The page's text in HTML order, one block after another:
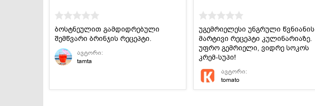
ბოსტნეულით გამდიდრებული
შემწვარი ბრინჯის რეცეპტი.
ავტორი:
tamta
უგემრიელესი უნგრული წვნიანის
მარტივი რეცეპტი კულინარიაზე.
უფრო გემრიელი, ვიდრე სოკოს
კრემ-სუპი!
ავტორი:
tomato